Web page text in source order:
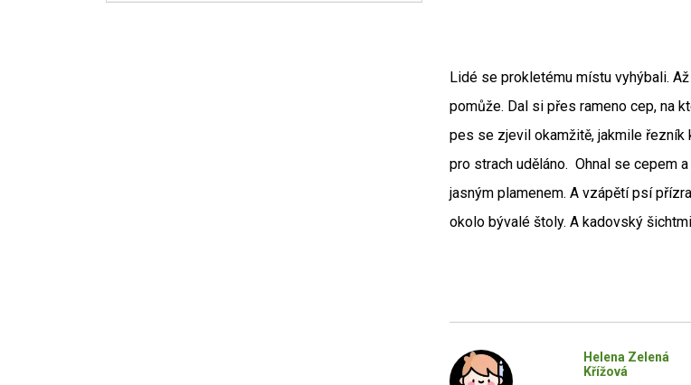
Lidé se prokletému místu vyhýbali.
pomůže. Dal si přes rameno cep, na
pes se zjevil okamžitě, jakmile řezník
pro strach uděláno. Ohnal se cepem
jasným plamenem. A vzápětí psí
okolo bývalé štoly. A kadovský
Helena Zelená
Křížová